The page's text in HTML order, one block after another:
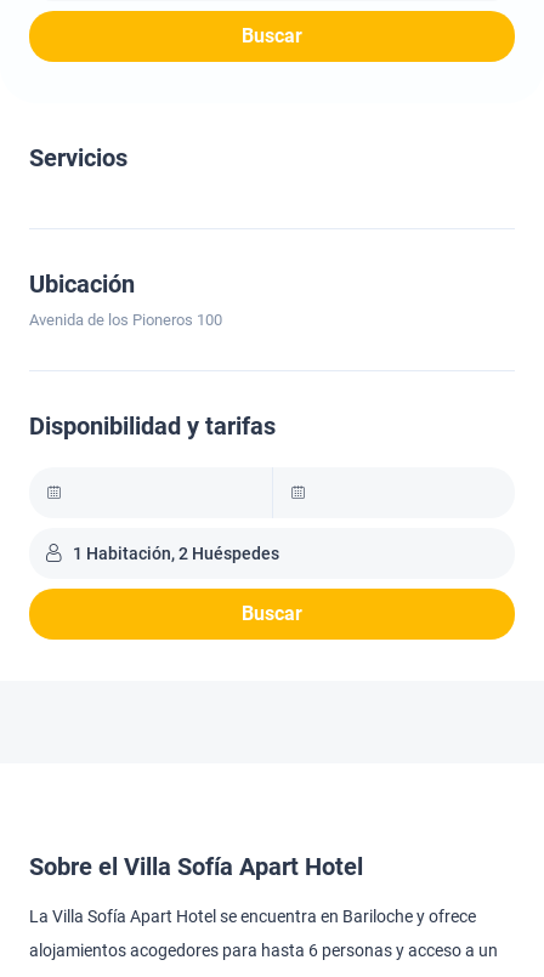
Buscar
Servicios
Ubicación
Avenida de los Pioneros 100
Disponibilidad y tarifas
1 Habitación, 2 Huéspedes
Buscar
Sobre el Villa Sofía Apart Hotel
La Villa Sofía Apart Hotel se encuentra en Bariloche y ofrece
alojamientos acogedores para hasta 6 personas y acceso a un